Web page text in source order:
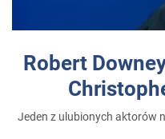
Robert
Jeden z ulubionych aktorów